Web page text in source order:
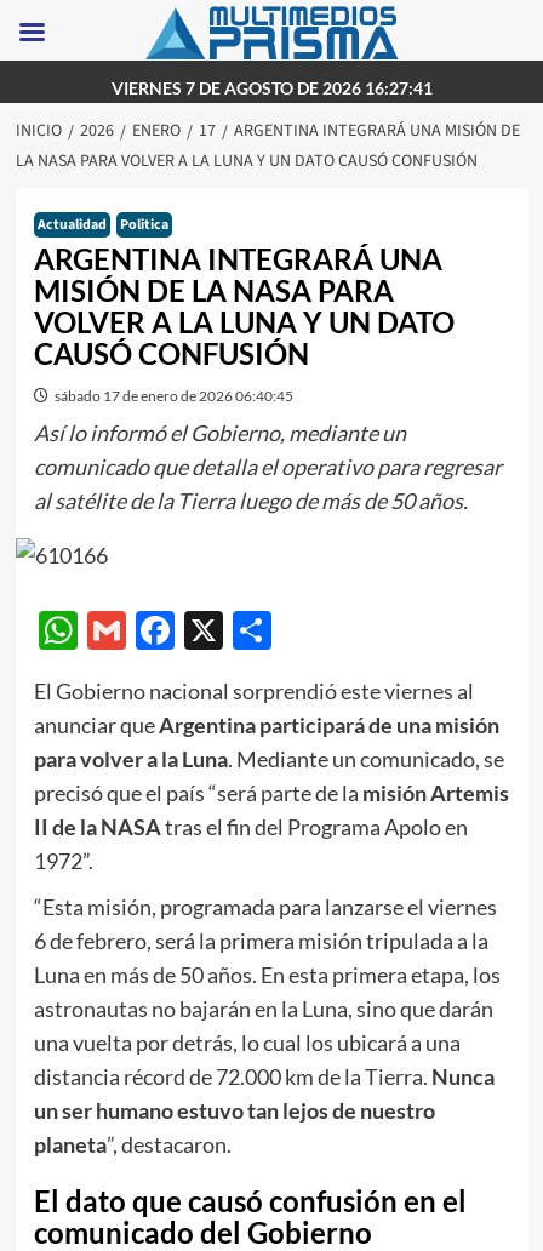
al
contenido
VIERNES 7 DE AGOSTO DE 2026 16:27:41
INICIO 2026 ENERO 17
ARGENTINA INTEGRARÁ UNA MISIÓN DE
LA NASA PARA VOLVER A LA LUNA Y UN DATO CAUSÓ CONFUSIÓN
Actualidad Politica
ARGENTINA INTEGRARÁ UNA
MISIÓN DE LA NASA PARA
VOLVER A LA LUNA Y UN DATO
CAUSÓ CONFUSIÓN
sábado 17 de enero de 2026 06:40:45
Así lo informó el Gobierno, mediante un
comunicado que detalla el operativo para regresar
al satélite de la Tierra luego de más de 50 años.
WhatsApp
GmailFacebook
X Compartir
El Gobierno nacional sorprendió este viernes al
anunciar queArgentina participará de una misión
para volver a la Luna. Mediante un comunicado, se
precisó que el país “será parte de la misión Artemis
II de la NASAtras el fin del Programa Apolo en
1972”.
“Esta misión, programada para lanzarse el viernes
6 de febrero, será la primera misión tripulada a la
Luna en más de 50 años. En esta primera etapa, los
astronautas no bajarán en la Luna, sino que darán
una vuelta por detrás, lo cual los ubicará a una
distancia récord de 72.000 km de la Tierra. Nunca
un ser humano estuvo tan lejos de nuestro
planeta”, destacaron.
El dato que causó confusión en el
comunicado del Gobierno